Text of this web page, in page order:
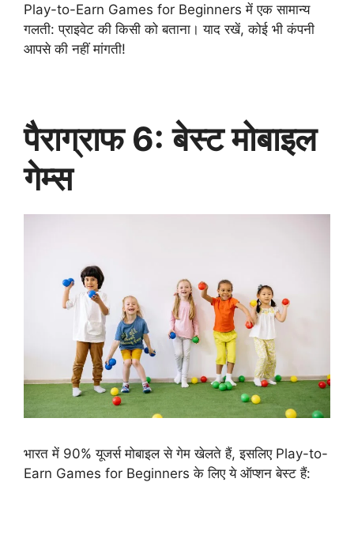
Play-to-Earn Games for Beginners में एक सामान्य
गलती: प्राइवेट की किसी को बताना। याद रखें, कोई भी कंपनी
आपसे की नहीं मांगती!
पैराग्राफ 6: बेस्ट मोबाइल
गेम्स
भारत में 90% यूजर्स मोबाइल से गेम खेलते हैं, इसलिए Play-to-
Earn Games for Beginners के लिए ये ऑप्शन बेस्ट हैं: